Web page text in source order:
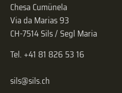
Chesa Cumünela
Via da Marias 93
CH-7514 Sils / Segl Maria
Tel. +41 81 826 53 16
sils@sils.ch